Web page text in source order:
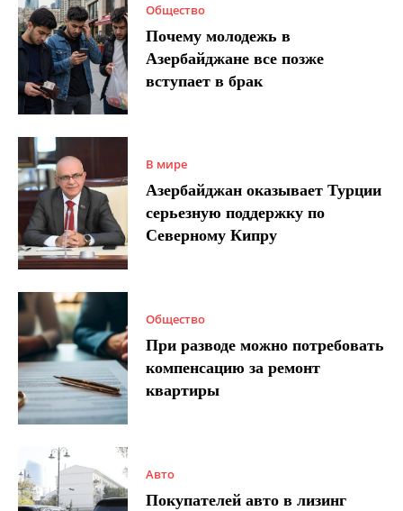
Общество
Почему молодежь в
Азербайджане все позже
вступает в брак
В мире
Азербайджан оказывает Турции
серьезную поддержку по
Северному Кипру
Общество
При разводе можно потребовать
компенсацию за ремонт
квартиры
Авто
Покупателей авто в лизинг